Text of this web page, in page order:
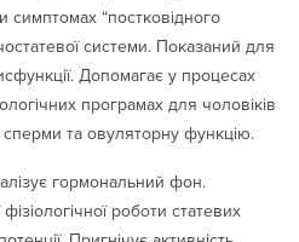
симптомах “постковідного
системи. Показаний для
Допомагає у процесах
програмах для чоловіків
та овуляторну функцію.
гормональний фон.
роботи статевих